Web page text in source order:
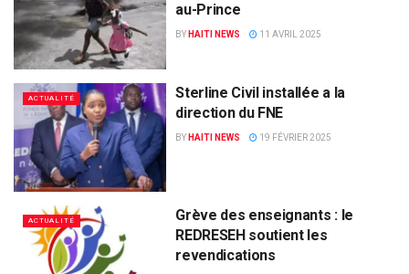
au-Prince
BY HAITI NEWS 11 AVRIL 2025
ACTUALITÉ
Sterline Civil installée a la
direction du FNE
BY HAITI NEWS 19 FÉVRIER 2025
ACTUALITÉ
Grève des enseignants : le
REDRESEH soutient les
revendications